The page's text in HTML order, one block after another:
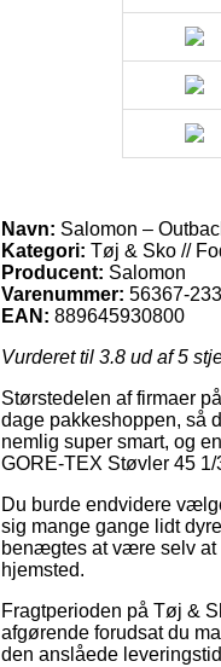
Navn: Salomon –
Kategori: Tøj & Sko //
Producent: Salomon
Varenummer: 56367-
EAN: 889645930800
Vurderet til 3.8 ud af 5
Størstedelen af firmaer
dage pakkeshoppen, så
nemlig super smart, og
GORE-TEX Støvler 45 1/
Du burde endvidere
sig mange gange lidt
benægtes at være selv at
hjemsted.
Fragtperioden på Tøj &
afgørende forudsat du
den anslåede